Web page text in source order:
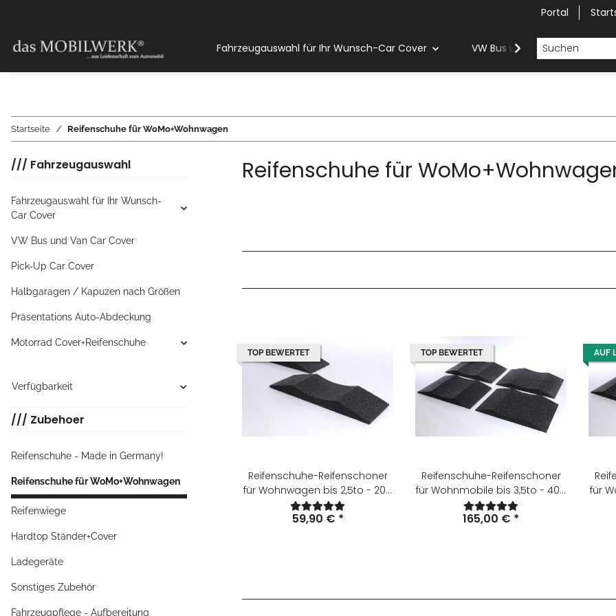
Portal
Fahrzeugauswahl für Ihr Wunsch-Car Cover VW Bus und Van Car Cover
Startseite Reifenschuhe für WoMo+Wohnwagen
Reifenschuhe für
TOP BEWERTET
Reifenschuhe-Reifenschoner
für Wohnwagen bis 2,5to - 200
mm breit (2er Set)
59,90 € *
TOP BEWERTET
Reifenschuhe-Reifenschoner
für Wohnmobile bis 3,5to - 400
mm breit (4er Set)
165,00 € *
AUF
für
/// Fahrzeugauswahl
Fahrzeugauswahl für Ihr Wunsch-
Car Cover
VW Bus und Van Car Cover
Pick-Up Car Cover
Halbgaragen / Kapuzen nach Größen
Präsentations Auto-Abdeckung
Motorrad Cover+Reifenschuhe
Verfügbarkeit
/// Zubehoer
Reifenschuhe - Made in Germany!
Reifenschuhe für WoMo+Wohnwagen
Reifenwiege
Hardtop Ständer+Cover
Ladegeräte
Sonstiges Zubehör
Fahrzeugpflege - Aufbereitung